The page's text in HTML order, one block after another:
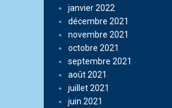
janvier 2022
décembre 2021
novembre 2021
octobre 2021
septembre 2021
août 2021
juillet 2021
juin 2021